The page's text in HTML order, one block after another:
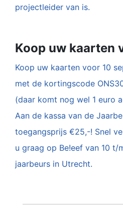
projectleider van is.
Koop uw kaarten
Koop uw kaarten voor 10
met de kortingscode
(daar komt nog wel 1 euro
Aan de kassa van de
toegangsprijs €25,-! Snel
u graag op Be!eef van 10 t/
jaarbeurs in Utrecht.